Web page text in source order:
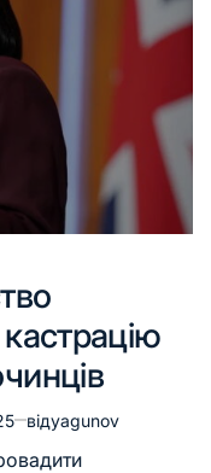
відyagunov